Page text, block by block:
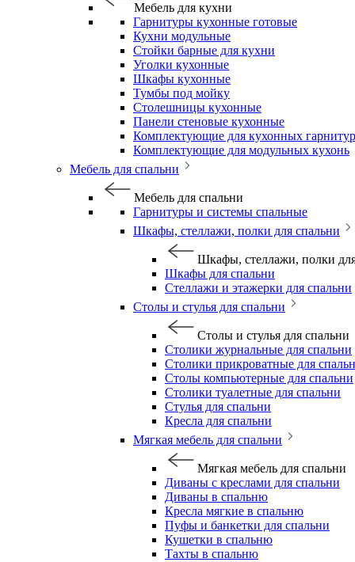
Мебель для кухни
Гарнитуры кухонные готовые
Кухни модульные
Стойки барные для кухни
Уголки кухонные
Шкафы кухонные
Тумбы под мойку
Столешницы кухонные
Панели стеновые кухонные
Комплектующие для кухонных
Комплектующие для модульных кухонь
Мебель для спальни
Мебель для спальни
Гарнитуры и системы спальные
Шкафы, стеллажи, полки для спальни
Шкафы, стеллажи, полки
Шкафы для спальни
Стеллажи и этажерки для спальни
Столы и стулья для спальни
Столы и стулья для спальни
Столики журнальные для спальни
Столики прикроватные для
Столы компьютерные для спальни
Столики туалетные для спальни
Стулья для спальни
Кресла для спальни
Мягкая мебель для спальни
Мягкая мебель для спальни
Диваны с креслами для спальни
Диваны в спальню
Кресла мягкие в спальню
Пуфы и банкетки для спальни
Кушетки в спальню
Тахты в спальню